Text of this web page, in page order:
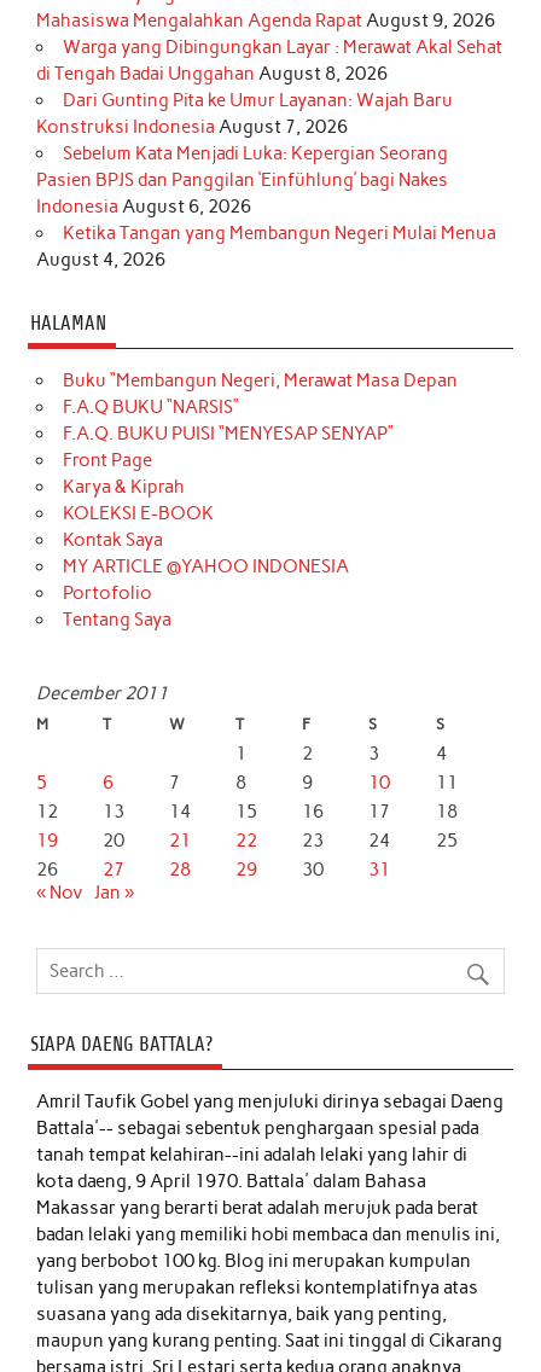
Mahasiswa Mengalahkan Agenda RapatAugust 9, 2026
Warga yang Dibingungkan Layar : Merawat Akal Sehat
di Tengah Badai Unggahan August 8, 2026
Dari Gunting Pita ke Umur Layanan: Wajah Baru
Konstruksi Indonesia August 7, 2026
Sebelum Kata Menjadi Luka: Kepergian Seorang
Pasien BPJS dan Panggilan ‘Einfühlung’ bagi Nakes
Indonesia August 6, 2026
Ketika Tangan yang Membangun Negeri Mulai Menua
August 4, 2026
HALAMAN
Buku “Membangun Negeri, Merawat Masa Depan
F.A.Q BUKU “NARSIS”
F.A.Q. BUKU PUISI “MENYESAP SENYAP”
Front Page
Karya & Kiprah
KOLEKSI E-BOOK
Kontak Saya
MY ARTICLE @YAHOO INDONESIA
Portofolio
Tentang Saya
December 2011
M T W T F S S
1 2 3
4
5
6 7 8 9 10
11
12
13 14 15 16 17
18
19
20 21 22 23 24
25
26
27 28 29 30
31
« Nov
Jan »
SIAPA DAENG BATTALA?
Amril Taufik Gobelyang menjuluki dirinya sebagai Daeng
Battala'-- sebagai sebentuk penghargaan spesial pada
tanah tempat kelahiran--ini adalah lelaki yang lahir di
kota daeng, 9 April 1970. Battala' dalam Bahasa
Makassar yang berarti berat adalah merujuk pada berat
badan lelaki yang memiliki hobi membaca dan menulis ini,
yang berbobot 100 kg. Blog ini merupakan kumpulan
tulisan yang merupakan refleksi kontemplatifnya atas
suasana yang ada disekitarnya, baik yang penting,
maupun yang kurang penting. Saat ini tinggal di Cikarang
bersama istri, Sri Lestari serta kedua orang anaknya,